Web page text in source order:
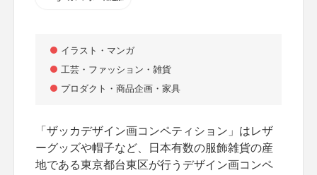
イラスト・マンガ
工芸・ファッション・雑貨
プロダクト・商品企画・家具
「ザッカデザイン画コンペティション」はレザ
ーグッズや帽子など、日本有数の服飾雑貨の産
地である東京都台東区が行うデザイン画コンペ